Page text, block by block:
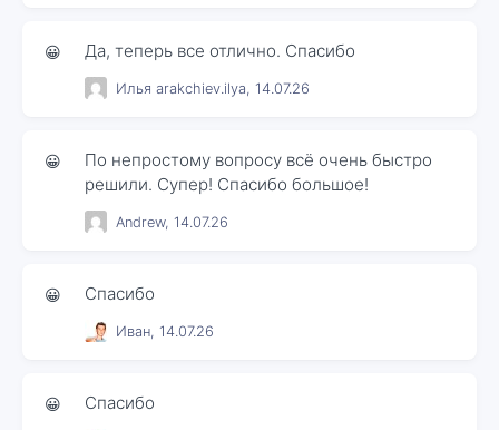
😀 Да, теперь все отлично. Спасибо
Илья arakchiev.ilya, 14.07.26
😀
По непростому вопросу всё очень быстро
решили. Супер! Спасибо большое!
Andrew, 14.07.26
😀 Спасибо
Иван, 14.07.26
😀 Спасибо